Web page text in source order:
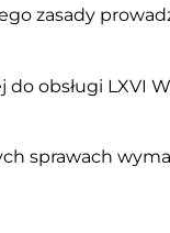
zasady
do obsługi
sprawach